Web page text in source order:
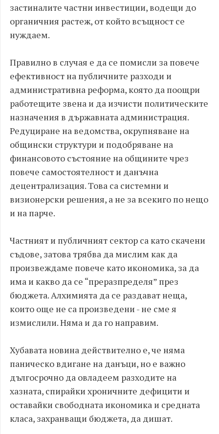
застиналите частни инвестиции, водещи до
органичния растеж, от който всъщност се
нуждаем.
Правилно в случая е да се помисли за повече
ефективност на публичните разходи и
административна реформа, която да поощри
работещите звена и да изчисти политическите
назначения в държавната администрация.
Редуциране на ведомства, окрупняване на
общински структури и подобряване на
финансовото състояние на общините чрез
повече самостоятелност и данъчна
децентрализация. Това са системни и
визионерски решения, а не за всекиго по нещо
и на парче.
Частният и публичният сектор са като скачени
съдове, затова трябва да мислим как да
произвеждаме повече като икономика, за да
има и какво да се “преразпределя” през
бюджета. Алхимията да се раздават неща,
които още не са произведени - не сме я
измислили. Няма и да го направим.
Хубавата новина действително е, че няма
паническо вдигане на данъци, но е важно
дългосрочно да овладеем разходите на
хазната, спирайки хроничните дефицити и
оставайки свободната икономика и средната
класа, захранващи бюджета, да дишат.